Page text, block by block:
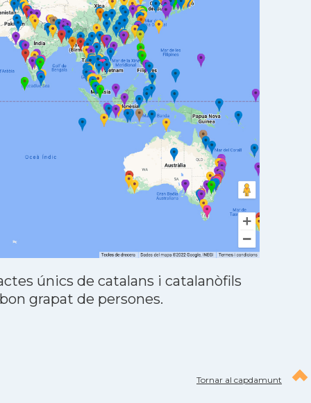
únics de catalans i catalanòfils
grapat de persones.
Tornar al capdamunt